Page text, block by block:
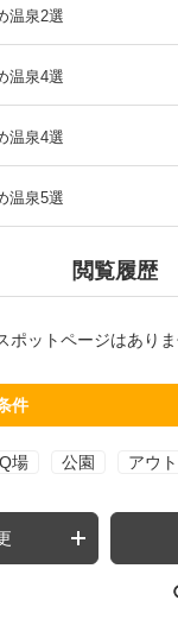
温泉2選
温泉4選
温泉4選
温泉5選
閲覧履歴
ポットページはありま
件
場 公園 アウ